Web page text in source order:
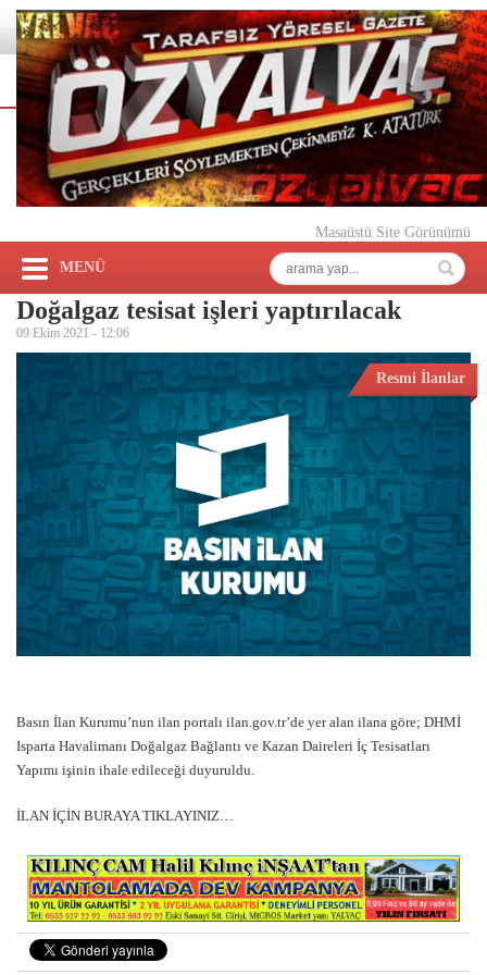
Masaüstü Site Görünümü
MENÜ
Doğalgaz tesisat işleri yaptırılacak
09 Ekim 2021 - 12:06
Resmi İlanlar
Basın İlan Kurumu’nun ilan portalı ilan.gov.tr’de yer alan ilana göre; DHMİ
Isparta Havalimanı Doğalgaz Bağlantı ve Kazan Daireleri İç Tesisatları
Yapımı işinin ihale edileceği duyuruldu.
İLAN İÇİN BURAYA TIKLAYINIZ…